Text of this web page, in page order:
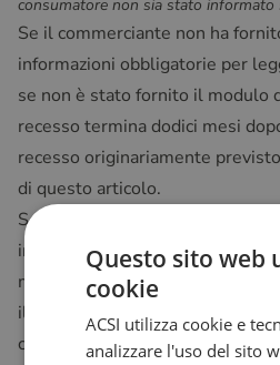
consumatore non sia stato
Se il commerciante non ha
informazioni obbligatorie per
se non è stato fornito il modulo
recesso termina dodici mesi
recesso originariamente
di questo articolo.
Se il commerciante ha fornito al
informazioni di cui al paragrafo
mesi dalla data di inizio del
il periodo di recesso termina 14
cui il consumatore ha ricevuto
Questo sito web
cookie
ACSI utilizza cookie e
analizzare l'uso del sito